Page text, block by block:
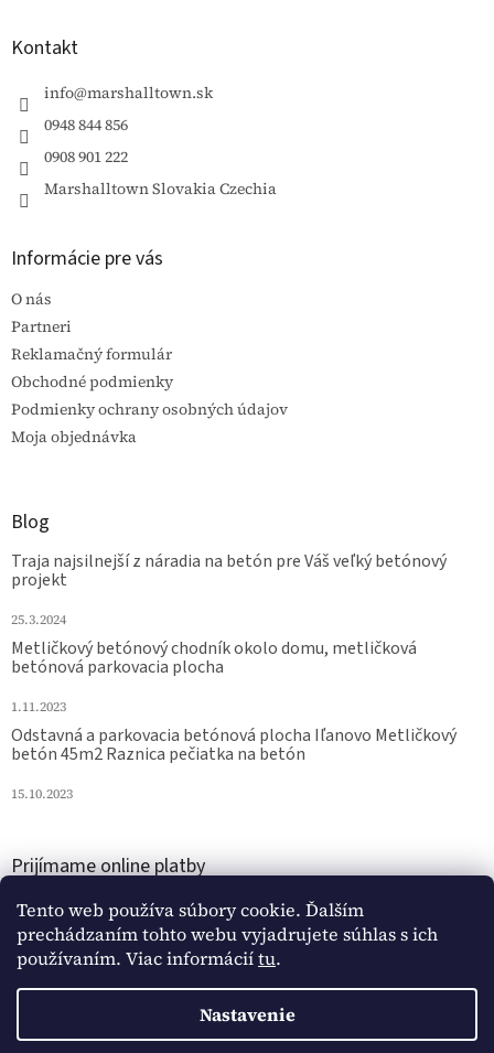
Tento web používa súbory cookie. Ďalším
prechádzaním tohto webu vyjadrujete súhlas s ich
používaním. Viac informáciítu.
Nastavenie
Kontakt
info@marshalltown.sk
0948 844 856
0908 901 222
Marshalltown Slovakia Czechia
Informácie pre vás
O nás
Partneri
Reklamačný formulár
Obchodné podmienky
Podmienky ochrany osobných údajov
Moja objednávka
Blog
Traja najsilnejší z náradia na betón pre Váš veľký betónový
projekt
25.3.2024
Metličkový betónový chodník okolo domu, metličková
betónová parkovacia plocha
1.11.2023
Odstavná a parkovacia betónová plocha Iľanovo Metličkový
betón 45m2 Raznica pečiatka na betón
15.10.2023
Prijímame online platby
Vytvoril Shoptet